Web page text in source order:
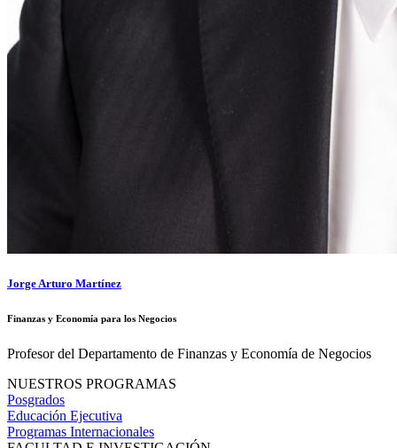
Jorge Arturo Martínez
Finanzas y Economía para los Negocios
Profesor del Departamento de Finanzas y Economía de Negocios
NUESTROS PROGRAMAS
Posgrados
Educación Ejecutiva
Programas Internacionales